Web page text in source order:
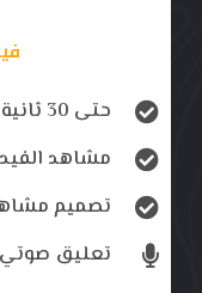
حتى 30 ثانية
مشاهد
تصميم
تعليق صوتي